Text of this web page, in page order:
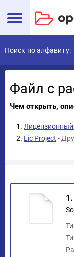
Поиск по алфавиту:
Файл с
Чем открыть,
Lic Project -